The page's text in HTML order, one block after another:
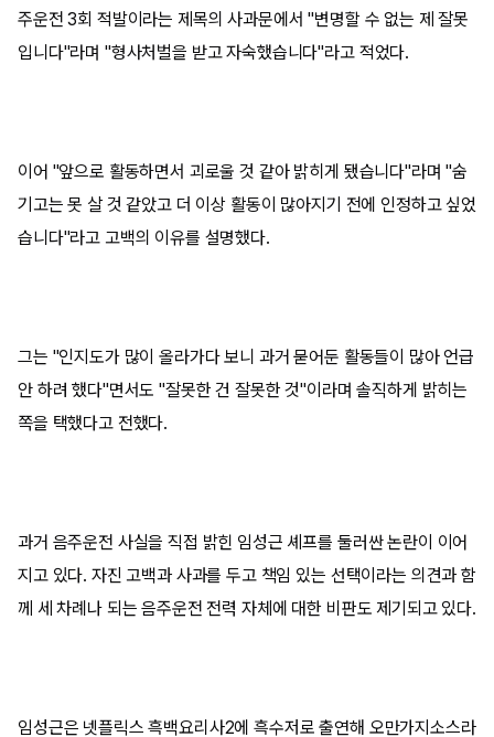
주운전 3회 적발이라는 제목의 사과문에서 "변명할 수 없는 제 잘못
입니다"라며 "형사처벌을 받고 자숙했습니다"라고 적었다.
이어 "앞으로 활동하면서 괴로울 것 같아 밝히게 됐습니다"라며 "숨
기고는 못 살 것 같았고 더 이상 활동이 많아지기 전에 인정하고 싶었
습니다"라고 고백의 이유를 설명했다.​
그는 "인지도가 많이 올라가다 보니 과거 묻어둔 활동들이 많아 언급
안 하려 했다"면서도 "잘못한 건 잘못한 것"이라며 솔직하게 밝히는
쪽을 택했다고 전했다.​
과거 음주운전 사실을 직접 밝힌 임성근 셰프를 둘러싼 논란이 이어
지고 있다. 자진 고백과 사과를 두고 책임 있는 선택이라는 의견과 함
께 세 차례나 되는 음주운전 전력 자체에 대한 비판도 제기되고 있다.​
임성근은 넷플릭스 흑백요리사2에 흑수저로 출연해 오만가지소스라